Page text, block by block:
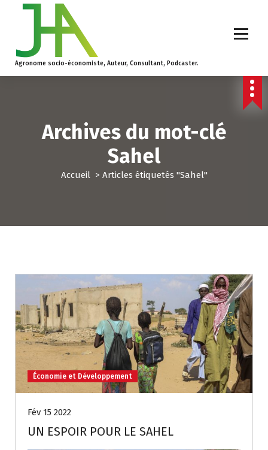
Agronome socio-économiste, Auteur, Consultant, Podcaster.
Archives du mot-clé
Sahel
Accueil> Articles étiquetés "Sahel"
Économie et Développement
Fév 15 2022
UN ESPOIR POUR LE SAHEL